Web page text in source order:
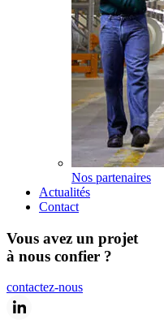
Nos partenaires
Actualités
Contact
Vous avez un projet
à nous confier ?
contactez-nous